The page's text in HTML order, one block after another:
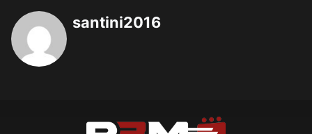
santini2016